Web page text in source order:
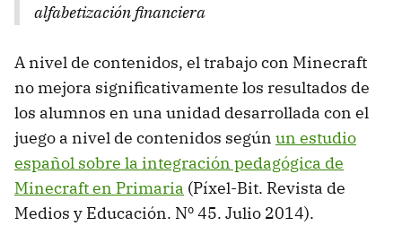
alfabetización financiera
A nivel de contenidos, el trabajo con Minecraft
no mejora significativamente los resultados de
los alumnos en una unidad desarrollada con el
juego a nivel de contenidos según un estudio
español sobre la integración pedagógica de
Minecraft en Primaria (Píxel-Bit. Revista de
Medios y Educación. Nº 45. Julio 2014).